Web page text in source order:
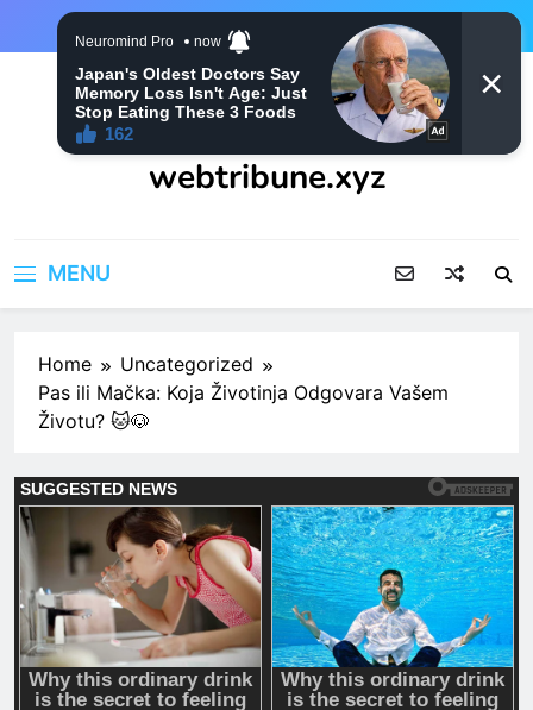
webtribune.xyz
MENU
Home
Uncategorized
Pas ili Mačka: Koja Životinja Odgovara Vašem
Životu? 🐱🐶